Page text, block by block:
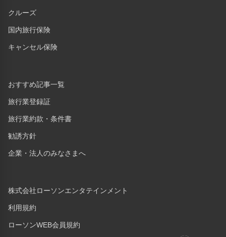
クルーズ
国内旅行保険
キャンセル保険
おすすめ記事一覧
旅行業登録証
旅行業約款・条件書
勧誘方針
企業・法人のみなさまへ
株式会社ローソンエンタテインメント
利用規約
ローソンWEB会員規約